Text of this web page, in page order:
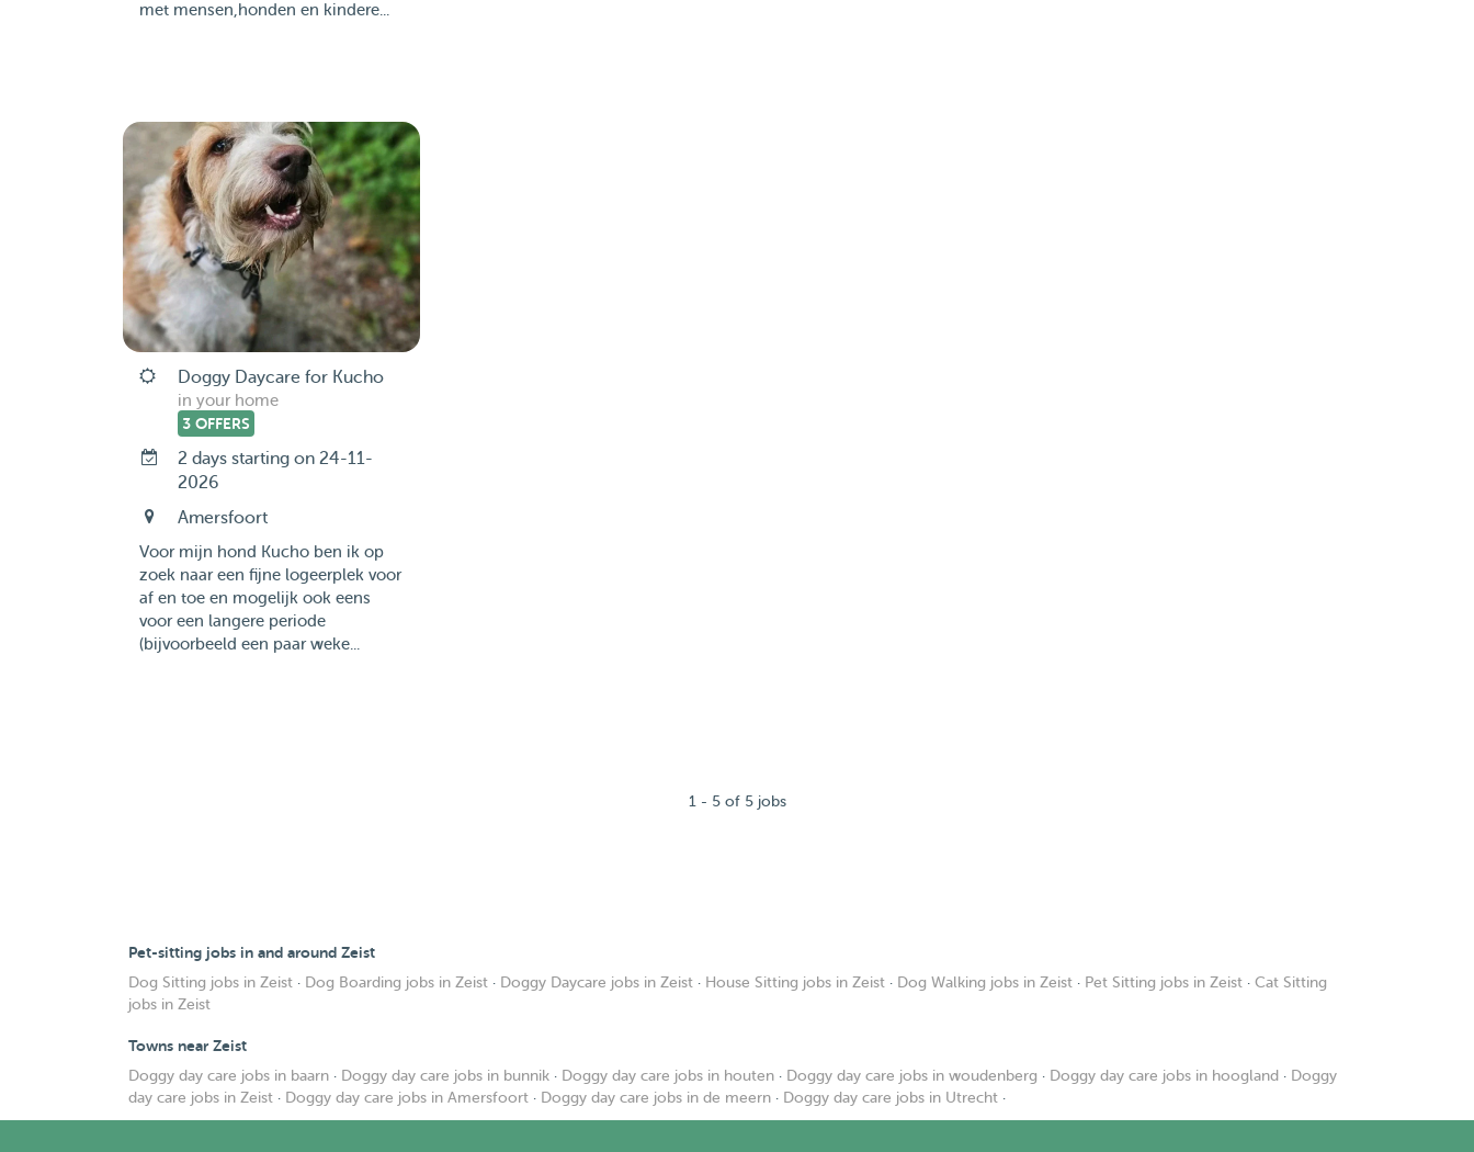
met mensen,honden en kindere...
Doggy Daycare for Kucho
in your home
3 OFFERS
2 days starting on 24-11-
2026
Amersfoort
Voor mijn hond Kucho ben ik op
zoek naar een fijne logeerplek voor
af en toe en mogelijk ook eens
voor een langere periode
(bijvoorbeeld een paar weke...
1 - 5 of 5 jobs
Pet-sitting jobs in and around Zeist
Dog Sitting jobs in Zeist · Dog Boarding jobs in Zeist · Doggy Daycare jobs in Zeist · House Sitting jobs in Zeist · Dog Walking jobs in Zeist · Pet Sitting jobs in Zeist · Cat Sitting
jobs in Zeist
Towns near Zeist
Doggy day care jobs in baarn · Doggy day care jobs in bunnik · Doggy day care jobs in houten · Doggy day care jobs in woudenberg · Doggy day care jobs in hoogland · Doggy
day care jobs in Zeist · Doggy day care jobs in Amersfoort · Doggy day care jobs in de meern · Doggy day care jobs in Utrecht ·